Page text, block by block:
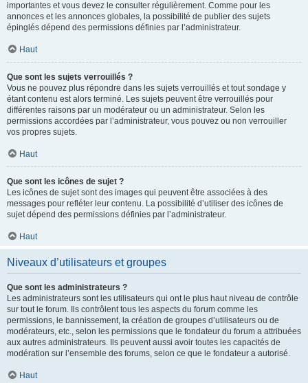
importantes et vous devez le consulter régulièrement. Comme pour les
annonces et les annonces globales, la possibilité de publier des sujets
épinglés dépend des permissions définies par l’administrateur.
Haut
Que sont les sujets verrouillés ?
Vous ne pouvez plus répondre dans les sujets verrouillés et tout sondage y
étant contenu est alors terminé. Les sujets peuvent être verrouillés pour
différentes raisons par un modérateur ou un administrateur. Selon les
permissions accordées par l’administrateur, vous pouvez ou non verrouiller
vos propres sujets.
Haut
Que sont les icônes de sujet ?
Les icônes de sujet sont des images qui peuvent être associées à des
messages pour refléter leur contenu. La possibilité d’utiliser des icônes de
sujet dépend des permissions définies par l’administrateur.
Haut
Niveaux d’utilisateurs et groupes
Que sont les administrateurs ?
Les administrateurs sont les utilisateurs qui ont le plus haut niveau de contrôle
sur tout le forum. Ils contrôlent tous les aspects du forum comme les
permissions, le bannissement, la création de groupes d’utilisateurs ou de
modérateurs, etc., selon les permissions que le fondateur du forum a attribuées
aux autres administrateurs. Ils peuvent aussi avoir toutes les capacités de
modération sur l’ensemble des forums, selon ce que le fondateur a autorisé.
Haut